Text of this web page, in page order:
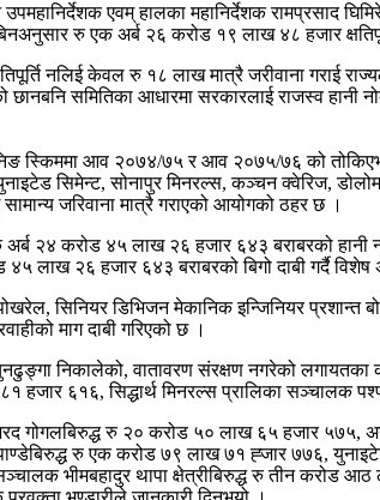
एवम् हालका महानिर्देशक रामप्रसाद
रु एक अर्ब २६ करोड १९ लाख ४८ हजार
नलिई केवल रु १८ लाख मात्रै जरीवाना गराई
समितिका आधारमा सरकारलाई राजस्व हानी
स्किममा आव २०७४/७५ र आव २०७५/७६ को
सिमेन्ट, सोनापुर मिनरल्स, कञ्चन क्वेरिज,
जरिवाना मात्रै गराएको आयोगको ठहर छ ।
२४ करोड ४५ लाख २६ हजार ६४३ बराबरको हानी
लाख २६ हजार ६४३ बराबरको बिगो दाबी गर्दै विशेष
सिनियर डिभिजन मेकानिक इन्जिनियर प्रशान्त
माग दाबी गरिएको छ ।
निकालेको, वातावरण संरक्षण नगरेको
हजार ६१६, सिद्धार्थ मिनरल्स प्रालिका सञ्चालक
गोगलबिरुद्ध रु २० करोड ५० लाख ६५ हजार ५७५,
रु एक करोड ७९ लाख ७१ ह्जार ७७६,
भीमबहादुर थापा क्षेत्रीबिरुद्ध रु तीन करोड